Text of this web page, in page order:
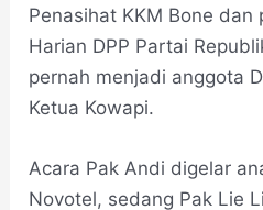
Penasihat KKM Bone dan
Harian DPP Partai
pernah menjadi anggota
Ketua Kowapi.
Acara Pak Andi digelar
Novotel, sedang Pak Lie